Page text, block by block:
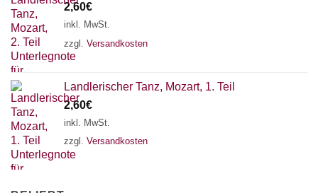
2,60€
inkl. MwSt.
zzgl. Versandkosten
Landlerischer Tanz, Mozart, 1. Teil
2,60€
inkl. MwSt.
zzgl. Versandkosten